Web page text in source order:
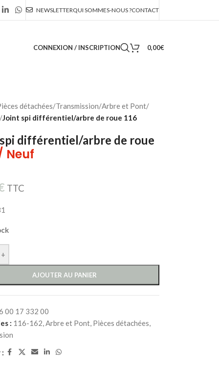
NEWSLETTERQUI SOMMES-NOUS ?CONTACT
CONNEXION / INSCRIPTION 0,00€
détachées/Transmission/Arbre et Pont/
Joint spi différentiel/arbre de roue 116
différentiel/arbre de roue
Neuf
TTC
+
AJOUTER AU PANIER
00 17 332 00
: 116-162,Arbre et Pont, Pièces détachées,